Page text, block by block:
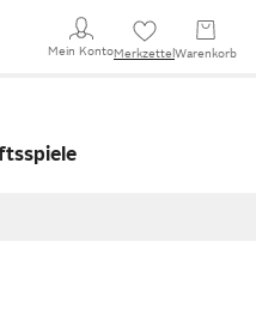
Mein KontoMerkzettel Warenkorb